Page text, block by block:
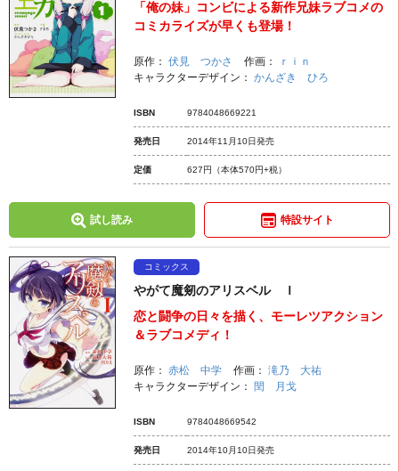
「俺の妹」コンビによる新作兄妹ラブコメの
コミカライズが早くも登場！
原作： 伏見 つかさ 作画：
ｒｉｎ
キャラクターデザイン： かんざき ひろ
ISBN 9784048669221
発売日 2014年11月10日発売
定価 627円 （本体570円+税）
試し読み 特設サイト
コミックス
やがて魔剱のアリスベル Ｉ
恋と闘争の日々を描く、モーレツアクション
＆ラブコメディ！
原作： 赤松 中学 作画： 滝乃 大祐
キャラクターデザイン： 閏 月戈
ISBN 9784048669542
発売日 2014年10月10日発売